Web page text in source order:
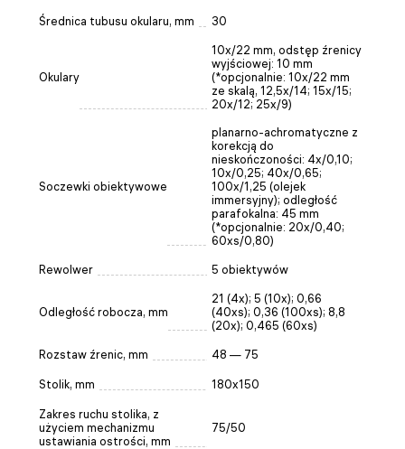
Średnica tubusu okularu, mm 30
Okulary
10x/22 mm, odstęp źrenicy
wyjściowej: 10 mm
(*opcjonalnie: 10x/22 mm
ze skalą, 12,5x/14; 15x/15;
20x/12; 25x/9)
Soczewki obiektywowe
planarno-achromatyczne z
korekcją do
nieskończoności: 4x/0,10;
10x/0,25; 40x/0,65;
100x/1,25 (olejek
immersyjny); odległość
parafokalna: 45 mm
(*opcjonalnie: 20x/0,40;
60хs/0,80)
Rewolwer 5 obiektywów
Odległość robocza, mm
21 (4x); 5 (10x); 0,66
(40xs); 0,36 (100xs); 8,8
(20x); 0,465 (60xs)
Rozstaw źrenic, mm 48 — 75
Stolik, mm 180x150
Zakres ruchu stolika, z
użyciem mechanizmu
ustawiania ostrości, mm
75/50